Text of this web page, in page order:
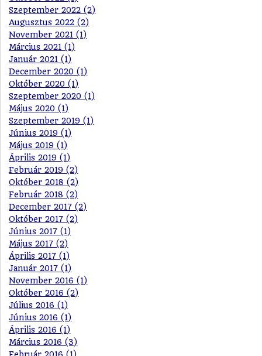
Szeptember 2022 (2)
Augusztus 2022 (2)
November 2021 (1)
Március 2021 (1)
Január 2021 (1)
December 2020 (1)
Október 2020 (1)
Szeptember 2020 (1)
Május 2020 (1)
Szeptember 2019 (1)
Június 2019 (1)
Május 2019 (1)
Április 2019 (1)
Február 2019 (2)
Október 2018 (2)
Február 2018 (2)
December 2017 (2)
Október 2017 (2)
Június 2017 (1)
Május 2017 (2)
Április 2017 (1)
Január 2017 (1)
November 2016 (1)
Október 2016 (2)
Július 2016 (1)
Június 2016 (1)
Április 2016 (1)
Március 2016 (3)